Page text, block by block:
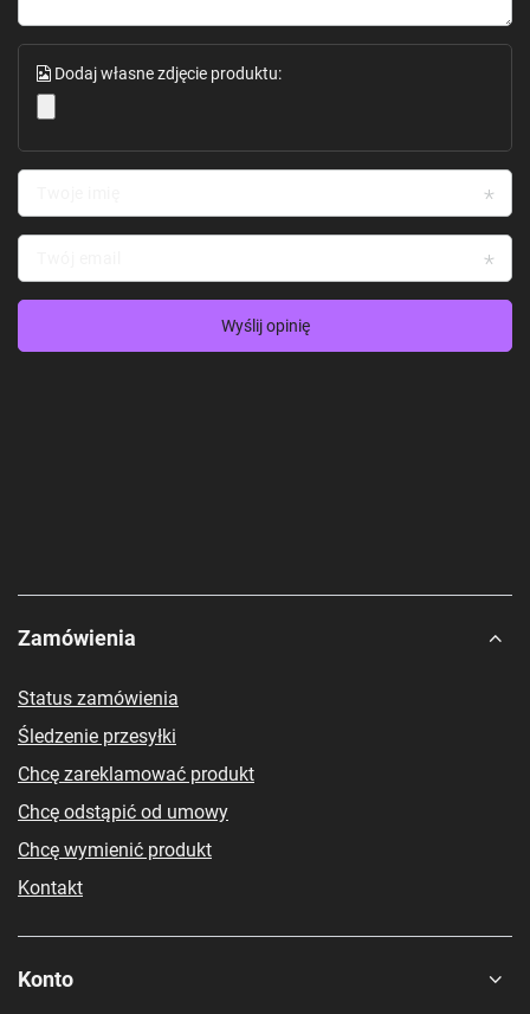
Dodaj własne zdjęcie produktu:
Wyślij opinię
Zamówienia
Status zamówienia
Śledzenie przesyłki
Chcę zareklamować produkt
Chcę odstąpić od umowy
Chcę wymienić produkt
Kontakt
Konto